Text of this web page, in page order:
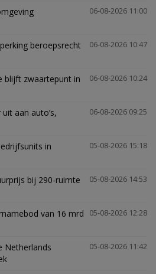
06-08-2026 11:00
06-08-2026 10:47
beroepsrecht
06-08-2026 10:24
blijft zwaartepunt in
06-08-2026 09:25
aan auto’s,
05-08-2026 15:18
in
05-08-2026 14:53
bij 290-ruimte
05-08-2026 12:28
van 16 mrd
05-08-2026 11:42
Netherlands